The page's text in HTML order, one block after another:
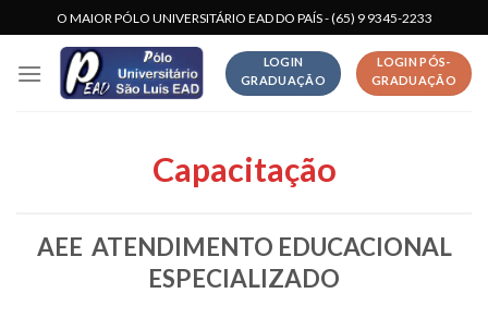
to
content
O MAIOR PÓLO UNIVERSITÁRIO EAD DO PAÍS - (65) 9 9345-2233
LOGIN
GRADUAÇÃO
LOGIN PÓS-
GRADUAÇÃO
Capacitação
AEE  ATENDIMENTO EDUCACIONAL
ESPECIALIZADO